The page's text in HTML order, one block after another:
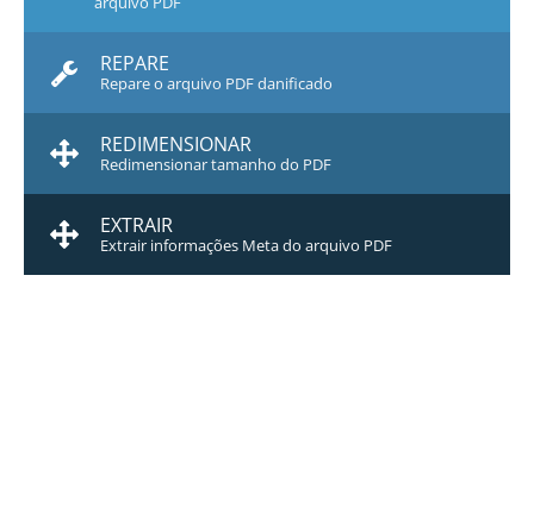
REPARE
Repare o arquivo PDF danificado
REDIMENSIONAR
Redimensionar tamanho do PDF
EXTRAIR
Extrair informações Meta do arquivo PDF